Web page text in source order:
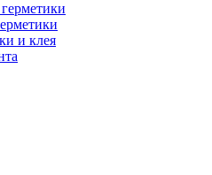
и клея